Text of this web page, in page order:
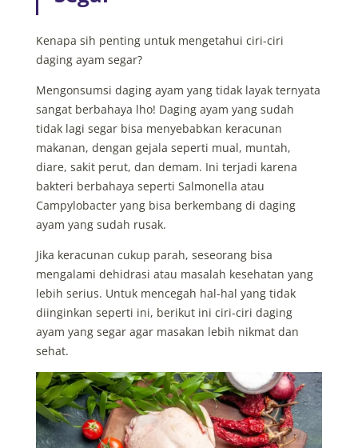
Kenapa sih penting untuk mengetahui ciri-ciri
daging ayam segar?
Mengonsumsi daging ayam yang tidak layak ternyata
sangat berbahaya lho! Daging ayam yang sudah
tidak lagi segar bisa menyebabkan keracunan
makanan, dengan gejala seperti mual, muntah,
diare, sakit perut, dan demam. Ini terjadi karena
bakteri berbahaya seperti Salmonella atau
Campylobacter yang bisa berkembang di daging
ayam yang sudah rusak.
Jika keracunan cukup parah, seseorang bisa
mengalami dehidrasi atau masalah kesehatan yang
lebih serius. Untuk mencegah hal-hal yang tidak
diinginkan seperti ini, berikut ini ciri-ciri daging
ayam yang segar agar masakan lebih nikmat dan
sehat.